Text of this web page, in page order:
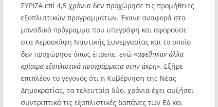
ΣΥΡΙΖΑ επί 4,5 χρόνια δεν προχώρησε τις προμήθειες
εξοπλιστικών προγραμμάτων. Έκανε αναφορά στο
μοναδικό πρόγραμμα που υπεγράφη και αφορούσε
στα Αεροσκάφη Ναυτικής Συνεργασίας και το οποίο
δεν προχώρησε όπως έπρεπε, ενώ «αφέθηκαν άλλα
κρίσιμα εξοπλιστικά προγράμματα στην άκρη». Εξήρε
επιπλέον το γεγονός ότι η Κυβέρνηση της Νέας
Δημοκρατίας, τα τελευταία δύο, χρόνια έχει αυξήσει
συντριπτικά τις εξοπλιστικές δαπάνες των ΕΔ και